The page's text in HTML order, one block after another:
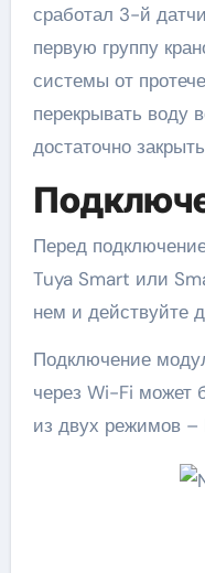
сработал 3-й
первую группу
системы от
перекрывать воду
достаточно
Перед
Tuya Smart или
нем и действуйте
Подключение
через Wi-Fi может
из двух режимов –